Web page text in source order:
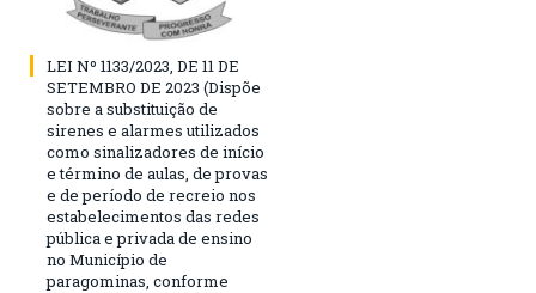
LEI Nº 1133/2023, DE 11 DE
SETEMBRO DE 2023 (Dispõe
sobre a substituição de
sirenes e alarmes utilizados
como sinalizadores de início
e término de aulas, de provas
e de período de recreio nos
estabelecimentos das redes
pública e privada de ensino
no Município de
paragominas, conforme